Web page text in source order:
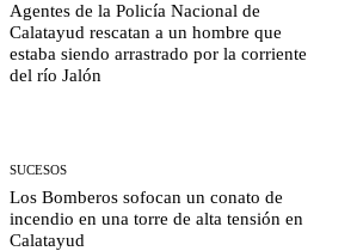
Agentes de la Policía Nacional de
Calatayud rescatan a un hombre que
estaba siendo arrastrado por la corriente
del río Jalón
SUCESOS
Los Bomberos sofocan un conato de
incendio en una torre de alta tensión en
Calatayud